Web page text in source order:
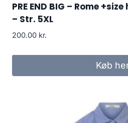
PRE END BIG – Rome
– Str. 5XL
200.00 kr.
Køb